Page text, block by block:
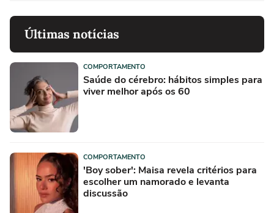
Últimas notícias
COMPORTAMENTO
Saúde do cérebro: hábitos simples para
viver melhor após os 60
COMPORTAMENTO
'Boy sober': Maisa revela critérios para
escolher um namorado e levanta
discussão